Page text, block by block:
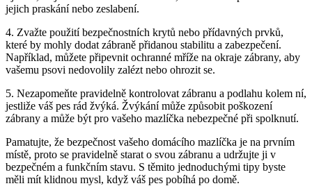
jejich⁢ praskání nebo zeslabení.
4. ⁤Zvažte použití bezpečnostních krytů nebo⁢ přídavných prvků,
které‍ by mohly ⁣dodat zábraně ‌přidanou stabilitu a zabezpečení.
Například, můžete připevnit ochranné mříže​ na okraje ⁣zábrany,​ aby
vašemu psovi ‍nedovolily zalézt nebo ohrozit se.
5. Nezapomeňte pravidelně ⁢kontrolovat ⁢zábranu a podlahu kolem ní,​
jestliže ‍váš pes rád žvýká.⁣ Žvýkání může způsobit⁣ poškození
zábrany a může být‍ pro vašeho mazlíčka nebezpečné při spolknutí.
Pamatujte, že bezpečnost vašeho domácího mazlíčka⁤ je na prvním
místě, proto se pravidelně‌ starat o​ svou zábranu a​ udržujte ⁢ji v
bezpečném‌ a funkčním stavu. S ‌těmito jednoduchými tipy byste
měli mít klidnou mysl,⁤ když váš pes pobíhá po domě.